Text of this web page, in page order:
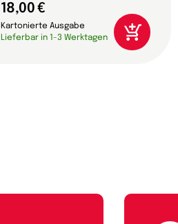
18,00 €
Kartonierte Ausgabe
Lieferbar in 1-3 Werktagen